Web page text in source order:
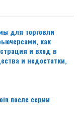
для торговли
как
и вход в
и недостатки,
после серии